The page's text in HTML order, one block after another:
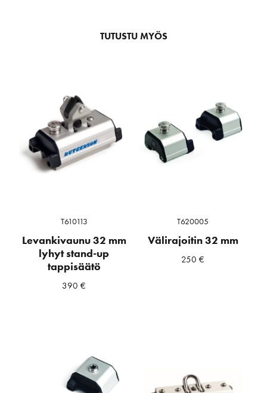
TUTUSTU MYÖS
T610113
Levankivaunu 32 mm
lyhyt stand-up
tappisäätö
390€
T620005
Välirajoitin 32 mm
250€